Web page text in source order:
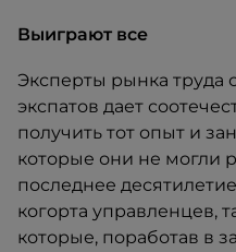
Выиграют все
Эксперты рынка труда
экспатов дает
получить тот опыт и
которые они не могли
последнее
когорта управленцев,
которые, поработав в